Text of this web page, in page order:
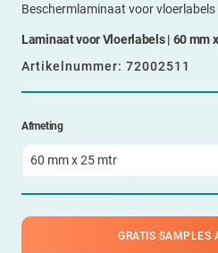
Beschermlaminaat voor vloerlabels
Laminaat voor Vloerlabels | 60 mm
Artikelnummer: 72002511
Afmeting
GRATIS SAMPLES